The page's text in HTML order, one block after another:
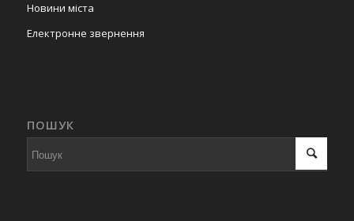
Новини міста
Електронне звернення
ПОШУК